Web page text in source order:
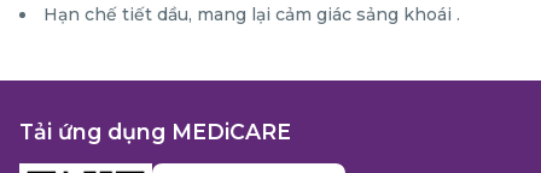
Hạn chế tiết dầu, mang lại cảm giác sảng khoái .
Tải ứng dụng MEDiCARE